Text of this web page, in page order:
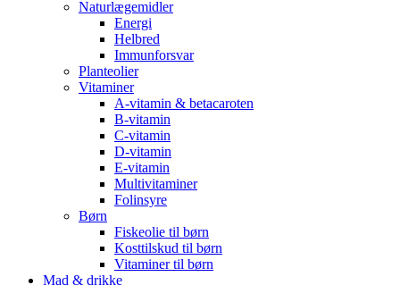
Naturlægemidler
Energi
Helbred
Immunforsvar
Planteolier
Vitaminer
A-vitamin & betacaroten
B-vitamin
C-vitamin
D-vitamin
E-vitamin
Multivitaminer
Folinsyre
Børn
Fiskeolie til børn
Kosttilskud til børn
Vitaminer til børn
Mad & drikke